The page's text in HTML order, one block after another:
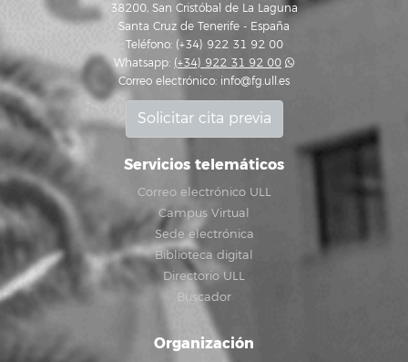
38200, San Cristóbal de La Laguna
Santa Cruz de Tenerife - España
Teléfono: (+34) 922 31 92 00
Whatsapp: (+34) 922 31 92 00
Correo electrónico: info@fg.ull.es
Solicitar cita previa
Servicios telemáticos
Correo electrónico ULL
Campus Virtual
Sede electrónica
Biblioteca digital
Directorio ULL
Buscador
Organización